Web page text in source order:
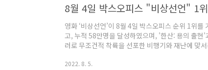
8월 4일 박스오피스 "비상선언" 1위
영화 ‘비상선언’이 8월 4일 박스오피스 순위 1위
고, 누적 58만명을 달성하였으며, '한산: 용의 출현'
러로 무조건적 착륙을 선포한 비행기와 재난에 맞
2022. 8. 5.